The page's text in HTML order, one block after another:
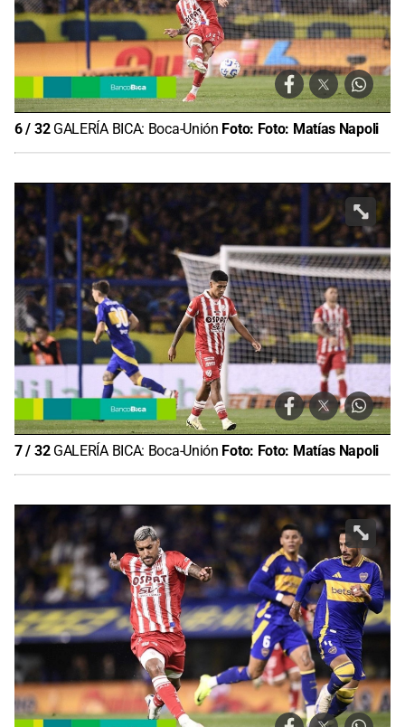
6/ 32 GALERÍA BICA: Boca-Unión Foto: Foto: Matías Napoli
7/ 32 GALERÍA BICA: Boca-Unión Foto: Foto: Matías Napoli